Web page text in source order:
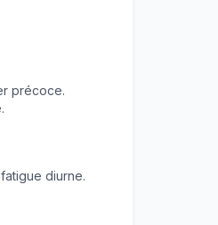
précoce.
diurne.